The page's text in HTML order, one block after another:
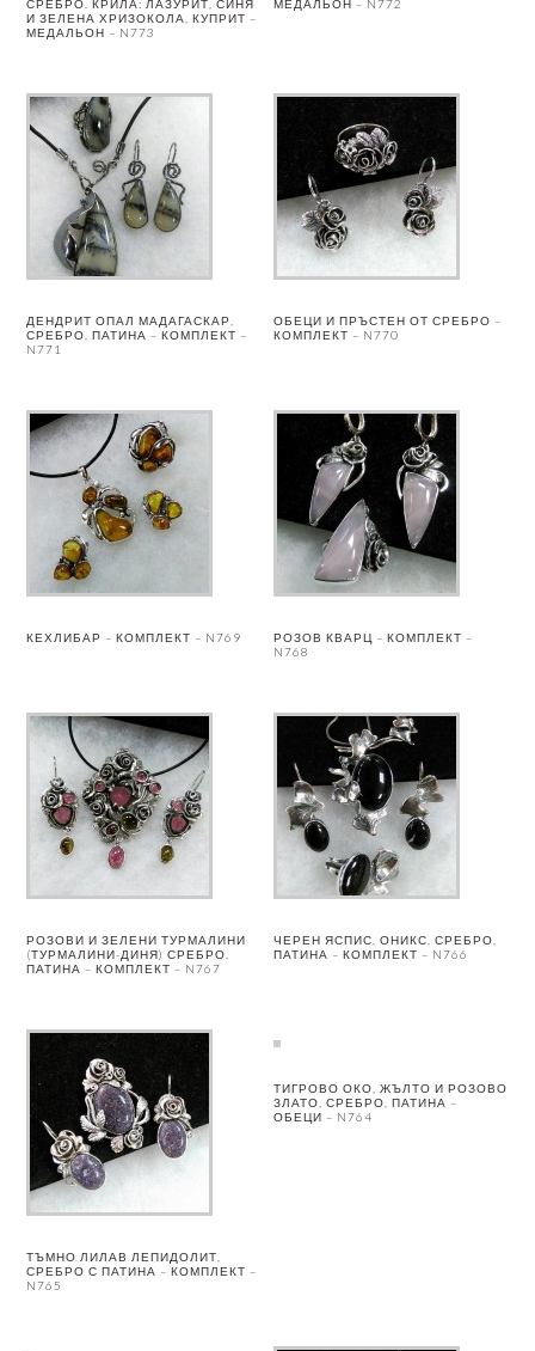
СРЕБРО. КРИЛА: ЛАЗУРИТ, СИНЯ
И ЗЕЛЕНА ХРИЗОКОЛА, КУПРИТ –
МЕДАЛЬОН – N773
МЕДАЛЬОН – N772
ДЕНДРИТ ОПАЛ МАДАГАСКАР,
СРЕБРО, ПАТИНА – КОМПЛЕКТ –
N771
ОБЕЦИ И ПРЪСТЕН ОТ СРЕБРО –
КОМПЛЕКТ – N770
КЕХЛИБАР – КОМПЛЕКТ – N769
РОЗОВ КВАРЦ – КОМПЛЕКТ –
N768
РОЗОВИ И ЗЕЛЕНИ ТУРМАЛИНИ
(ТУРМАЛИНИ-ДИНЯ) СРЕБРО,
ПАТИНА – КОМПЛЕКТ – N767
ЧЕРЕН ЯСПИС, ОНИКС, СРЕБРО,
ПАТИНА – КОМПЛЕКТ – N766
ТЪМНО ЛИЛАВ ЛЕПИДОЛИТ,
СРЕБРО С ПАТИНА – КОМПЛЕКТ –
N765
ТИГРОВО ОКО, ЖЪЛТО И РОЗОВО
ЗЛАТО, СРЕБРО, ПАТИНА –
ОБЕЦИ – N764